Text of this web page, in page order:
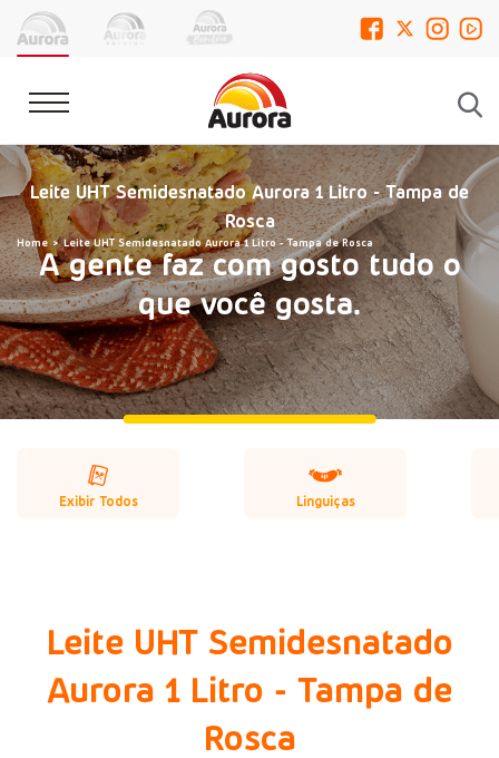
Leite UHT Semidesnatado Aurora 1 Litro - Tampa de
Rosca
Home Leite UHT Semidesnatado Aurora 1 Litro - Tampa de Rosca
A gente faz com gosto tudo o
que você gosta.
Exibir Todos Linguiças
Leite UHT Semidesnatado
Aurora 1 Litro - Tampa de
Rosca